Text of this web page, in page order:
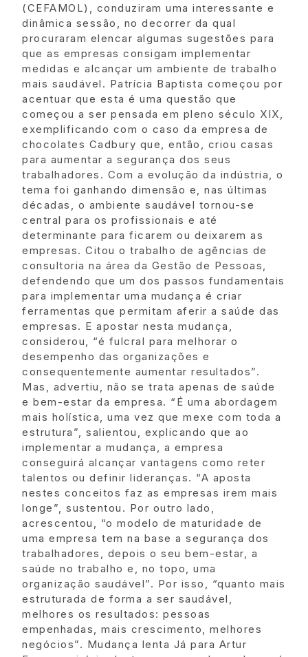
(CEFAMOL), conduziram uma interessante e
dinâmica sessão, no decorrer da qual
procuraram elencar algumas sugestões para
que as empresas consigam implementar
medidas e alcançar um ambiente de trabalho
mais saudável. Patrícia Baptista começou por
acentuar que esta é uma questão que
começou a ser pensada em pleno século XIX,
exemplificando com o caso da empresa de
chocolates Cadbury que, então, criou casas
para aumentar a segurança dos seus
trabalhadores. Com a evolução da indústria, o
tema foi ganhando dimensão e, nas últimas
décadas, o ambiente saudável tornou-se
central para os profissionais e até
determinante para ficarem ou deixarem as
empresas. Citou o trabalho de agências de
consultoria na área da Gestão de Pessoas,
defendendo que um dos passos fundamentais
para implementar uma mudança é criar
ferramentas que permitam aferir a saúde das
empresas. E apostar nesta mudança,
considerou, “é fulcral para melhorar o
desempenho das organizações e
consequentemente aumentar resultados”.
Mas, advertiu, não se trata apenas de saúde
e bem-estar da empresa. “É uma abordagem
mais holística, uma vez que mexe com toda a
estrutura”, salientou, explicando que ao
implementar a mudança, a empresa
conseguirá alcançar vantagens como reter
talentos ou definir lideranças. “A aposta
nestes conceitos faz as empresas irem mais
longe”, sustentou. Por outro lado,
acrescentou, “o modelo de maturidade de
uma empresa tem na base a segurança dos
trabalhadores, depois o seu bem-estar, a
saúde no trabalho e, no topo, uma
organização saudável”. Por isso, “quanto mais
estruturada de forma a ser saudável,
melhores os resultados: pessoas
empenhadas, mais crescimento, melhores
negócios”. Mudança lenta Já para Artur